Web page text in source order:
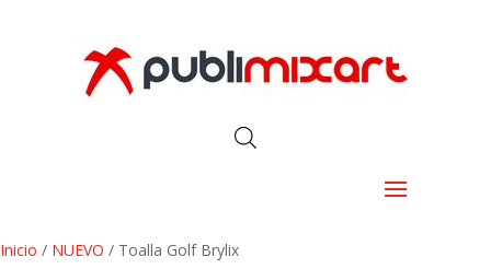
Inicio / NUEVO / Toalla Golf Brylix